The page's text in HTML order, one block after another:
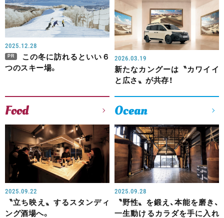
2025.12.28
PR
この冬に訪れるといい６
つのスキー場。
2026.03.19
新たなカングーは〝カワイイ
と広さ〟が共存！
Food
2025.09.22
〝立ち映え〟するスタンディ
ング酒場へ。
Ocean
2025.09.28
〝野性〟を鍛え、本能を磨き、
一生動けるカラダを手に入れ